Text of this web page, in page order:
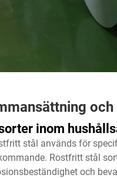
inom
stål används för
Rostfritt stål
och